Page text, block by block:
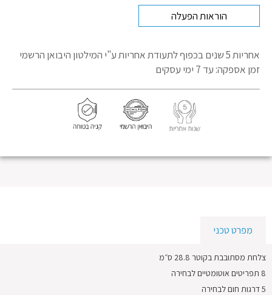
הוראות הפעלה
אחריות 5 שנים בכפוף לתעודת אחריות
ע"י המילטון היבואן הרשמי
זמן אספקה: עד 7 ימי עסקים
מפרט טכני
צלחת מסתובבת בקוטר 28.8 ס״מ
8 תפריטים אוטומטיים לבחירה
5 דרגות חום לבחירה